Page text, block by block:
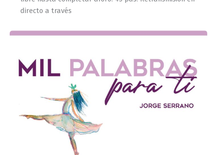
directo a través